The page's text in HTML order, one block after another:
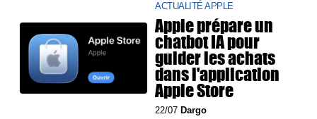
ACTUALITÉ APPLE
Apple prépare un
chatbot IA pour
guider les achats
dans l'application
Apple Store
22/07 Dargo